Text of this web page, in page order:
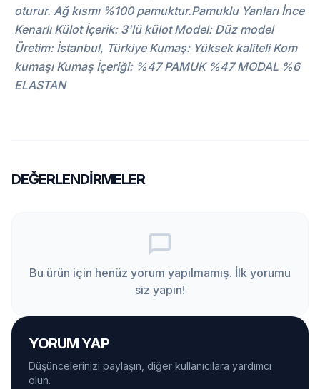
oturur. Ağ kısmı %100 pamuktur.Pamuklu Yanları İnce
Kenarlı Külot İçerik: 3'lü külot Model: Düz model
Üretim: İstanbul, Türkiye Kumaş: Yüksek kaliteli Kom
kumaşı Kumaş İçeriği: %47 PAMUK %47 MODAL %6
ELASTAN
DEĞERLENDIRMELER
chat_bubble_outline
Bu ürün için henüz yorum yapılmamış. İlk yorumu
siz yapın!
YORUM YAP
Düşüncelerinizi paylaşın, diğer kullanıcılara yardımcı
olun.